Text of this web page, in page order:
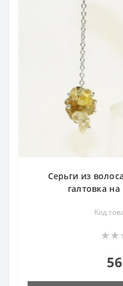
Серьги из
галтовка
Код